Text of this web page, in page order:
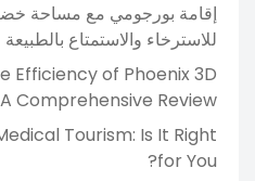
إقامة بورجومي مع مساحة
للاسترخاء والاستمتاع بالطبيعة
Efficiency of Phoenix 3D
Comprehensive Review
Tourism: Is It Right
for You?